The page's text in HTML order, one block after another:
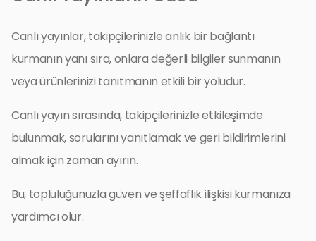
Canlı yayınlar, takipçilerinizle anlık bir bağlantı
kurmanın yanı sıra, onlara değerli bilgiler sunmanın
veya ürünlerinizi tanıtmanın etkili bir yoludur.
Canlı yayın sırasında, takipçilerinizle etkileşimde
bulunmak, sorularını yanıtlamak ve geri bildirimlerini
almak için zaman ayırın.
Bu, topluluğunuzla güven ve şeffaflık ilişkisi kurmanıza
yardımcı olur.